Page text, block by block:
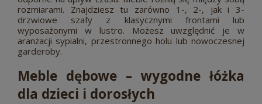
rozmiarami. Znajdziesz tu zarówno 1-, 2-, jak i 3-
drzwiowe szafy z klasycznymi frontami lub
wyposażonymi w lustro. Możesz uwzględnić je w
aranżacji sypialni, przestronnego holu lub nowoczesnej
garderoby.
Meble dębowe – wygodne łóżka
dla dzieci i dorosłych